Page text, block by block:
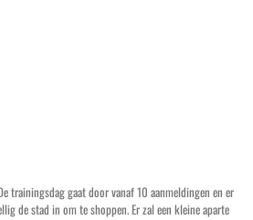
trainingsdag gaat door vanaf 10 aanmeldingen en er
de stad in om te shoppen. Er zal een kleine aparte